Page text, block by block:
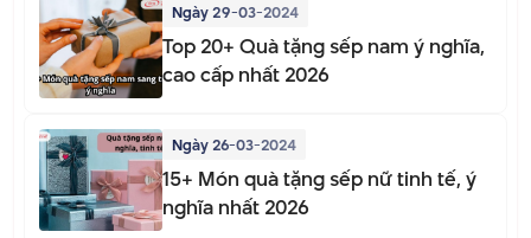
Ngày 29-03-2024
Top 20+ Quà tặng sếp nam ý nghĩa,
cao cấp nhất 2026
Ngày 26-03-2024
15+ Món quà tặng sếp nữ tinh tế, ý
nghĩa nhất 2026